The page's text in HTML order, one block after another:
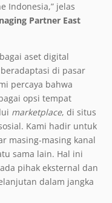
Indonesia,” jelas
Partner East
aset digital
di pasar
percaya bahwa
opsi tempat
marketplace, di situs
Kami hadir untuk
masing-masing kanal
sama lain. Hal ini
pihak eksternal dan
dalam jangka